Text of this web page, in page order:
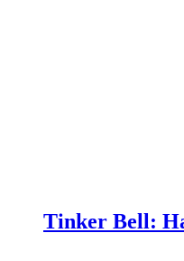
Tinker Bell: